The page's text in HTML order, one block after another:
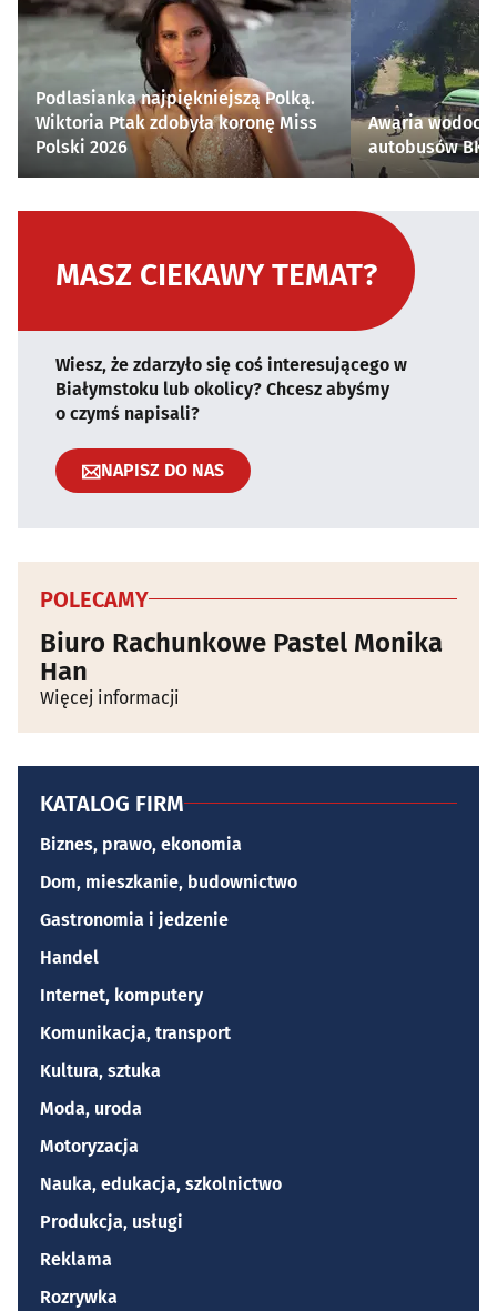
Podlasianka najpiękniejszą Polką.
Wiktoria Ptak zdobyła koronę Miss
Polski 2026
Awaria
autobusów
MASZ CIEKAWY TEMAT?
Wiesz, że zdarzyło się coś interesującego w
Białymstoku lub okolicy? Chcesz abyśmy
o czymś napisali?
NAPISZ DO NAS
POLECAMY
Biuro Rachunkowe Pastel Monika
Han
Więcej informacji
KATALOG FIRM
Biznes, prawo, ekonomia
Dom, mieszkanie, budownictwo
Gastronomia i jedzenie
Handel
Internet, komputery
Komunikacja, transport
Kultura, sztuka
Moda, uroda
Motoryzacja
Nauka, edukacja, szkolnictwo
Produkcja, usługi
Reklama
Rozrywka